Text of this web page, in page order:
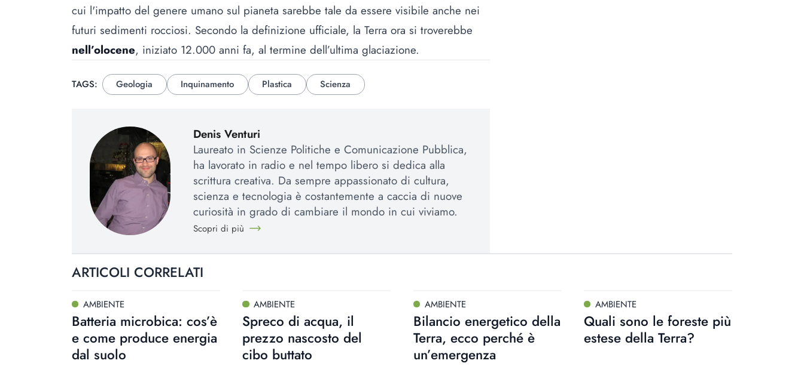
cui l'impatto del genere umano sul pianeta sarebbe tale da essere visibile anche nei
futuri sedimenti rocciosi. Secondo la definizione ufficiale, la Terra ora si troverebbe
nell’olocene, iniziato 12.000 anni fa, al termine dell’ultima glaciazione.
TAGS: Geologia Inquinamento Plastica Scienza
Denis Venturi
Laureato in Scienze Politiche e Comunicazione Pubblica,
ha lavorato in radio e nel tempo libero si dedica alla
scrittura creativa. Da sempre appassionato di cultura,
scienza e tecnologia è costantemente a caccia di nuove
curiosità in grado di cambiare il mondo in cui viviamo.
Scopri di più
ARTICOLI CORRELATI
AMBIENTE
Batteria microbica: cos’è
e come produce energia
dal suolo
AMBIENTE
Spreco di acqua, il
prezzo nascosto del
cibo buttato
AMBIENTE
Bilancio energetico della
Terra, ecco perché è
un’emergenza
AMBIENTE
Quali sono le foreste più
estese della Terra?